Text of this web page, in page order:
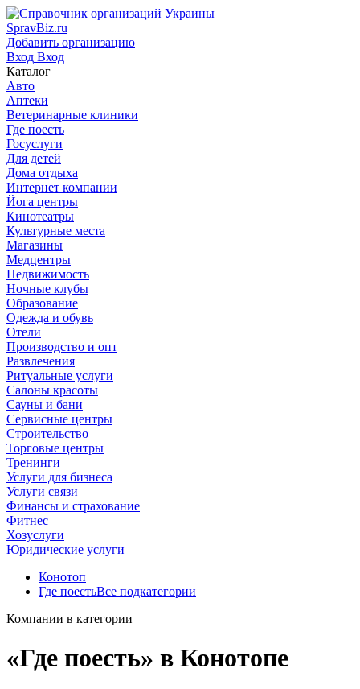
SpravBiz.ru
Добавить организацию
Вход Вход
Каталог
Авто
Аптеки
Ветеринарные клиники
Где поесть
Госуслуги
Для детей
Дома отдыха
Интернет компании
Йога центры
Кинотеатры
Культурные места
Магазины
Медцентры
Недвижимость
Ночные клубы
Образование
Одежда и обувь
Отели
Производство и опт
Развлечения
Ритуальные услуги
Салоны красоты
Сауны и бани
Сервисные центры
Строительство
Торговые центры
Тренинги
Услуги для бизнеса
Услуги связи
Финансы и страхование
Фитнес
Хозуслуги
Юридические услуги
Конотоп
Где поестьВсе подкатегории
Компании в категории
«Где поесть» в Конотопе